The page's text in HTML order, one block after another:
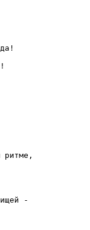
ритме,
-